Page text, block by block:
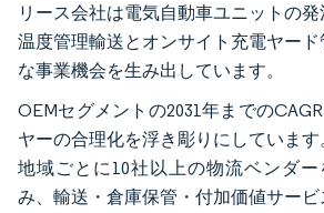
リース会社は電気自動車ユニットの発
温度管理輸送とオンサイト充電ヤー
な事業機会を生み出しています。
OEMセグメントの2031年までの
ヤーの合理化を浮き彫りにしていま
地域ごとに10社以上の物流ベンダ
み、輸送・倉庫保管・付加価値サー